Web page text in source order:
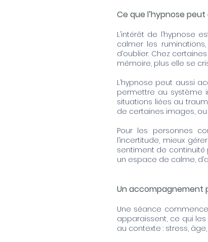
Ce que l’hypnose
L’intérêt de l’hypnose
calmer les
d’oublier. Chez
mémoire, plus elle se
L’hypnose peut aussi
permettre au système
situations liées au
de certaines images,
Pour les personnes
l’incertitude, mieux
sentiment de continuité
un espace de calme,
Un
Une séance
apparaissent, ce qui
au contexte : stress,